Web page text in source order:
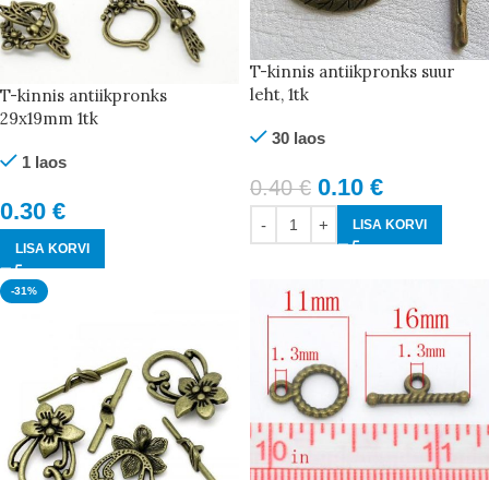
T-kinnis antiikpronks
29x19mm 1tk
1 laos
0.30 €
LISA KORVI
T-kinnis antiikpronks suur
leht, 1tk
30 laos
0.40€ 0.10 €
LISA KORVI
-31%